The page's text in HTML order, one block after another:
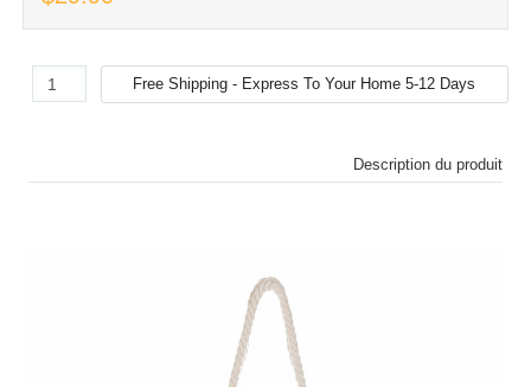
Description du produit